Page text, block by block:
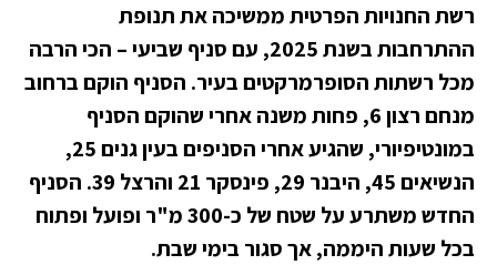
רשת החנויות הפרטית ממשיכה את תנופת
ההתרחבות בשנת 2025, עם סניף שביעי – הכי הרבה
מכל רשתות הסופרמרקטים בעיר. הסניף הוקם ברחוב
מנחם רצון 6, פחות משנה אחרי שהוקם הסניף
במונטיפיורי, שהגיע אחרי הסניפים בעין גנים 25,
הנשיאים 45, היבנר 29, פינסקר 21 והרצל 39. הסניף
החדש משתרע על שטח של כ-300 מ"ר ופועל ופתוח
בכל שעות היממה, אך סגור בימי שבת.